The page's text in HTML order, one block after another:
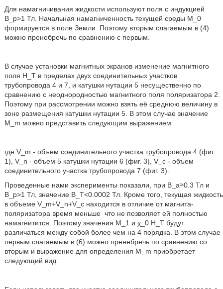
Для намагничивания жидкости используют поля с индукцией
B_p>1 Тл. Начальная намагниченность текущей среды M_0
формируется в поле Земли
Поэтому вторым слагаемым в (4)
можно пренебречь по сравнению с первым.
В случае установки магнитных экранов изменение магнитного
поля H_T в пределах двух соединительных участков
трубопровода 4 и 7, и катушки нутации 5 несущественно по
сравнению с неоднородностью магнитного поля поляризатора 2.
Поэтому при рассмотрении можно взять её среднюю величину в
зоне размещения катушки нутации 5. В этом случае значение
M_m можно представить следующим выражением:
где V_m - объем соединительного участка трубопровода 4 (фиг.
1), V_n - объем 5 катушки нутации 6 (фиг. 3), V_c - объем
соединительного участка трубопровода 7 (фиг. 3).
Проведенные нами эксперименты показали, при B_a≈0.3 Тл и
B_p>1 Тл, значение B_T<0.0002 Тл. Кроме того, текущая жидкость
в объеме V_m+V_n+V_c находится в отличие от магнита-
поляризатора время меньше что не позволяет ей полностью
намагнитится. Поэтому значения M_1 и χ_0 H_T будут
различаться между собой более чем на 4 порядка. В этом случае
первым слагаемым в (6) можно пренебречь по сравнению со
вторым и выражение для определения M_m приобретает
следующий вид: